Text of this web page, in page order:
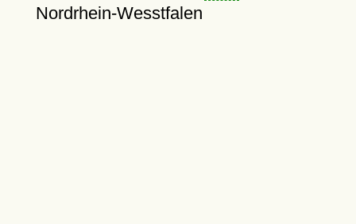
Nordrhein-Wesstfalen